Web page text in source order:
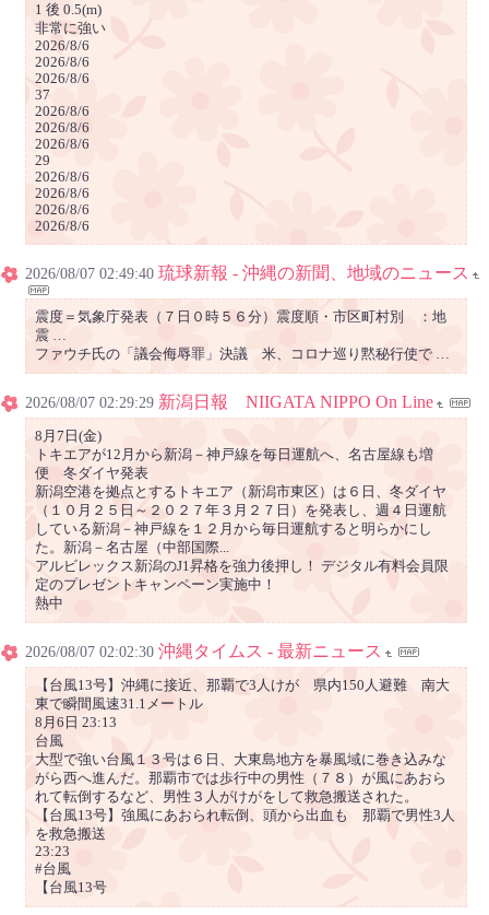
1 後 0.5(m)
非常に強い
2026/8/6
2026/8/6
2026/8/6
37
2026/8/6
2026/8/6
2026/8/6
29
2026/8/6
2026/8/6
2026/8/6
2026/8/6
2026/08/07 02:49:40 琉球新報 - 沖縄の新聞、地域のニュース
震度＝気象庁発表（７日０時５６分）震度順・市区町村別 ：地
震 …
ファウチ氏の「議会侮辱罪」決議 米、コロナ巡り黙秘行使で …
2026/08/07 02:29:29 新潟日報 NIIGATA NIPPO On Line
8月7日(金)
トキエアが12月から新潟－神戸線を毎日運航へ、名古屋線も増
便 冬ダイヤ発表
新潟空港を拠点とするトキエア（新潟市東区）は６日、冬ダイヤ
（１０月２５日～２０２７年３月２７日）を発表し、週４日運航
している新潟－神戸線を１２月から毎日運航すると明らかにし
た。新潟－名古屋（中部国際...
アルビレックス新潟のJ1昇格を強力後押し！ デジタル有料会員限
定のプレゼントキャンペーン実施中！
熱中
2026/08/07 02:02:30 沖縄タイムス - 最新ニュース
【台風13号】沖縄に接近、那覇で3人けが 県内150人避難 南大
東で瞬間風速31.1メートル
8月6日 23:13
台風
大型で強い台風１３号は６日、大東島地方を暴風域に巻き込みな
がら西へ進んだ。那覇市では歩行中の男性（７８）が風にあおら
れて転倒するなど、男性３人がけがをして救急搬送された。
【台風13号】強風にあおられ転倒、頭から出血も 那覇で男性3人
を救急搬送
23:23
#台風
【台風13号